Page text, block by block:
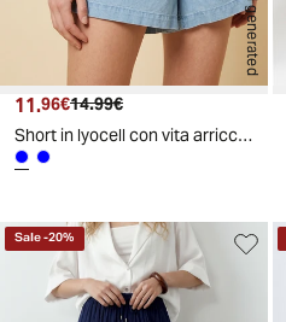
AI generated
Prezzo attuale
11.96€ Prezzo originale
14.99€
Short in lyocell con vita arricciata - Denim
Sale-20%